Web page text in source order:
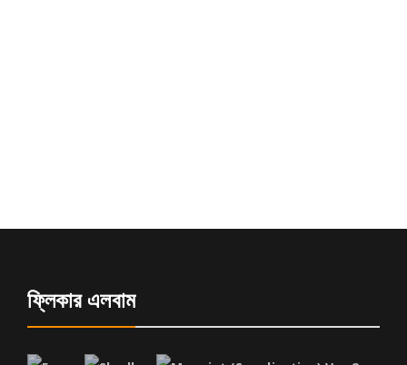
ফ্লিকার এলবাম